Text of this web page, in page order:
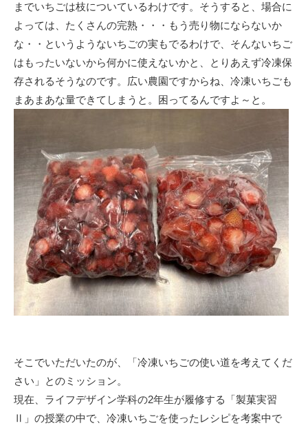
までいちごは枝についているわけです。そうすると、場合に
よっては、たくさんの完熟・・・もう売り物にならないか
な・・というようないちごの実もでるわけで、そんないちご
はもったいないから何かに使えないかと、とりあえず冷凍保
存されるそうなのです。広い農園ですからね、冷凍いちごも
まあまあな量できてしまうと。困ってるんですよ～と。
そこでいただいたのが、「冷凍いちごの使い道を考えてくだ
さい」とのミッション。
現在、ライフデザイン学科の2年生が履修する「製菓実習
Ⅱ」の授業の中で、冷凍いちごを使ったレシピを考案中で